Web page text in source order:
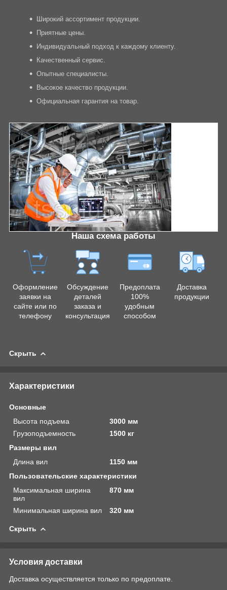
Широкий ассортимент продукции.
Приятные цены.
Индивидуальный подход к каждому клиенту.
Качественный сервис.
Опытные специалисты.
Высокое качество продукции.
Официальная гарантия на товар.
Наша схема работы
Оформление
заявки на
сайте или по
телефону
Обсуждение
деталей
заказа и
консультация
Предоплата
100%
удобным
способом
Доставка
продукции
Скрыть
Характеристики
Основные
Высота подъема
3000 мм
Грузоподъемность
1500 кг
Размеры вил
Длина вил
1150 мм
Пользовательские характеристики
Максимальная ширина
вил
870 мм
Минимальная ширина вил 320 мм
Скрыть
Условия доставки
Доставка осуществляется только по предоплате.